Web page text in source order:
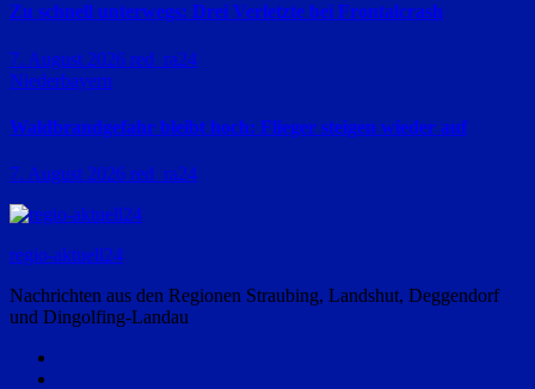
Zu schnell unterwegs: Drei Verletzte bei Frontalcrash
7. August 2026 red_ra24
Niederbayern
Waldbrandgefahr bleibt hoch: Flieger steigen wieder auf
7. August 2026 red_ra24
regio-aktuell24
Nachrichten aus den Regionen Straubing, Landshut, Deggendorf
und Dingolfing-Landau